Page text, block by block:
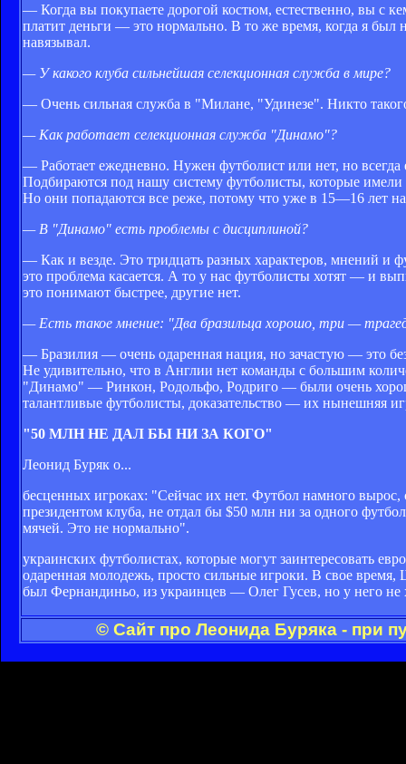
— Когда вы покупаете дорогой костюм, естественно, вы с
платит деньги — это нормально. В то же время, когда я
навязывал.
— У какого клуба сильнейшая селекционная служба в мире?
— Очень сильная служба в "Милане, "Удинезе". Никто
— Как работает селекционная служба "Динамо"?
— Работает ежедневно. Нужен футболист или нет, но
Подбираются под нашу систему футболисты, которые
Но они попадаются все реже, потому что уже в 15—16 лет
— В "Динамо" есть проблемы с дисциплиной?
— Как и везде. Это тридцать разных характеров, мнений и
это проблема касается. А то у нас футболисты хотят — и
это понимают быстрее, другие нет.
— Есть такое мнение: "Два бразильца хорошо, три —
— Бразилия — очень одаренная нация, но зачастую — это
Не удивительно, что в Англии нет команды с большим
"Динамо" — Ринкон, Родольфо, Родриго — были очень
талантливые футболисты, доказательство — их нынешняя
"50 МЛН НЕ ДАЛ БЫ НИ ЗА КОГО"
Леонид Буряк о...
бесценных игроках: "Сейчас их нет. Футбол намного вырос,
президентом клуба, не отдал бы $50 млн ни за одного
мячей. Это не нормально".
украинских футболистах, которые могут заинтересовать
одаренная молодежь, просто сильные игроки. В свое
был Фернандиньо, из украинцев — Олег Гусев, но у него не
© Сайт про Леонида Буряка - при